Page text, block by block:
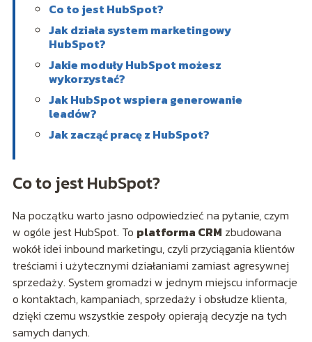
Co to jest HubSpot?
Jak działa system marketingowy
HubSpot?
Jakie moduły HubSpot możesz
wykorzystać?
Jak HubSpot wspiera generowanie
leadów?
Jak zacząć pracę z HubSpot?
Co to jest HubSpot?
Na początku warto jasno odpowiedzieć na pytanie, czym
w ogóle jest HubSpot. To platforma CRM zbudowana
wokół idei inbound marketingu, czyli przyciągania klientów
treściami i użytecznymi działaniami zamiast agresywnej
sprzedaży. System gromadzi w jednym miejscu informacje
o kontaktach, kampaniach, sprzedaży i obsłudze klienta,
dzięki czemu wszystkie zespoły opierają decyzje na tych
samych danych.